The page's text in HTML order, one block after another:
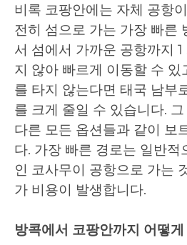
비록 코팡안에는 자체 공항
전히 섬으로 가는 가장 빠른
서 섬에서 가까운 공항까지
지 않아 빠르게 이동할 수
를 타지 않는다면 태국 남부
를 크게 줄일 수 있습니다.
다른 모든 옵션들과 같이 보
다. 가장 빠른 경로는 일반적
인 코사무이 공항으로 가는
가 비용이 발생합니다.
방콕에서 코팡안까지 어떻